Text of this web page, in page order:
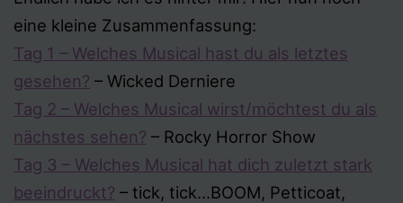
eine kleine Zusammenfassung:
Tag 1 – Welches Musical hast du als letztes
gesehen? – Wicked Derniere
Tag 2 – Welches Musical wirst/möchtest du als
nächstes sehen? – Rocky Horror Show
Tag 3 – Welches Musical hat dich zuletzt stark
beeindruckt? – tick, tick…BOOM, Petticoat,